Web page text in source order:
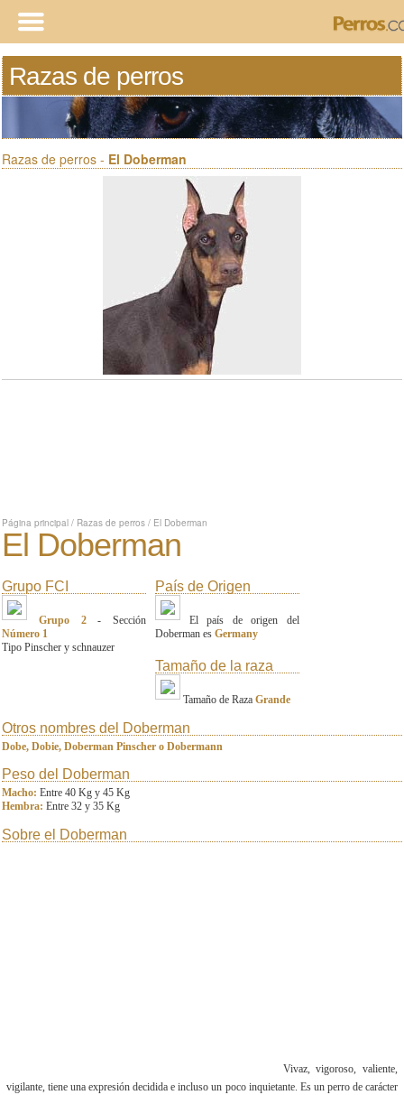
Razas de perros
Razas de perros - El Doberman
Página principal / Razas de perros / El Doberman
El Doberman
Grupo FCI
Grupo 2- Sección
Número 1
Tipo Pinscher y schnauzer
País de Origen
El país de origen del
Doberman es Germany
Tamaño de la raza
Tamaño de Raza Grande
Otros nombres del Doberman
Dobe, Dobie, Doberman Pinscher o Dobermann
Peso del Doberman
Macho: Entre 40 Kg y 45 Kg
Hembra: Entre 32 y 35 Kg
Sobre el Doberman
Vivaz, vigoroso, valiente,
vigilante, tiene una expresión decidida e incluso un poco inquietante. Es un perro de carácter